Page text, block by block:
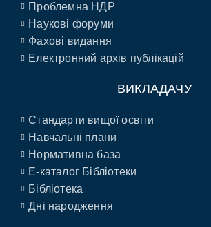
Проблемна НДР
Наукові форуми
Фахові видання
Електронний архів публікацій
ВИКЛАДАЧУ
Стандарти вищої освіти
Навчальні плани
Нормативна база
E-каталог Бібліотеки
Бібліотека
Дні народження